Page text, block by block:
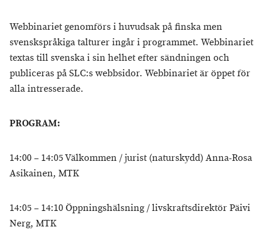
Webbinariet genomförs i huvudsak på finska men
svenskspråkiga talturer ingår i programmet. Webbinariet
textas till svenska i sin helhet efter sändningen och
publiceras på SLC:s webbsidor. Webbinariet är öppet för
alla intresserade.
PROGRAM:
14:00 – 14:05 Välkommen / jurist (naturskydd) Anna-Rosa
Asikainen, MTK
14:05 – 14:10 Öppningshälsning / livskraftsdirektör Päivi
Nerg, MTK